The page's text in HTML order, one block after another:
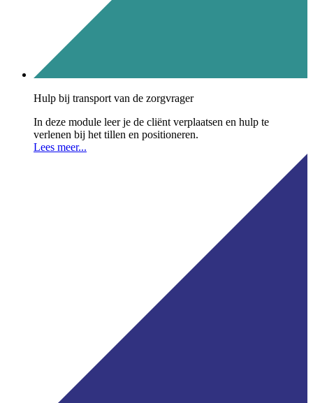
Hulp bij transport van de zorgvrager
In deze module leer je de cliënt verplaatsen en hulp te
verlenen bij het tillen en positioneren.
Lees meer...